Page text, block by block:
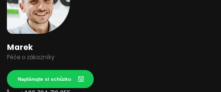
Marek
Péče o zákazníky
Naplánujte si schůzku